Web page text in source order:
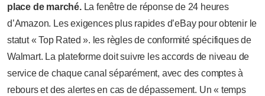
place de marché.La fenêtre de réponse de 24 heures
d’Amazon. Les exigences plus rapides d’eBay pour obtenir le
statut « Top Rated ». les règles de conformité spécifiques de
Walmart. La plateforme doit suivre les accords de niveau de
service de chaque canal séparément, avec des comptes à
rebours et des alertes en cas de dépassement. Un « temps